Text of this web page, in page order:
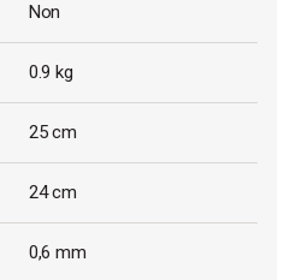
Non
0.9 kg
25 cm
24 cm
0,6 mm